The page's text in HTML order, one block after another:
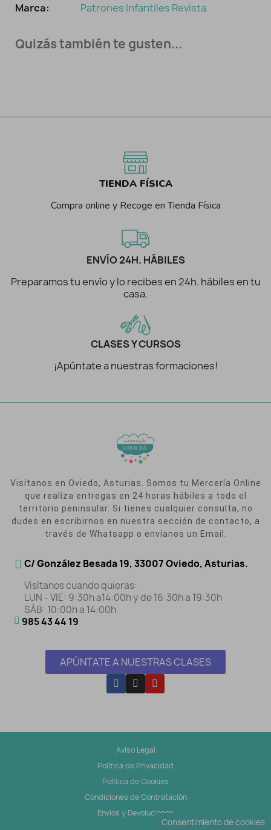
Marca:
Patrones Infantiles Revista
Quizás también te gusten...
TIENDA FÍSICA
Compra online y Recoge en Tienda Física
ENVÍO 24H. HÁBILES
Preparamos tu envío y lo recibes en 24h. hábiles en tu
casa.
CLASES Y CURSOS
¡Apúntate a nuestras formaciones!
Visítanos en Oviedo, Asturias. Somos tu Mercería Online
que realiza entregas en 24 horas hábiles a todo el
territorio peninsular. Si tienes cualquier consulta, no
dudes en escribirnos en nuestra sección de contacto, a
través de Whatsapp o envíanos un Email.
C/ González Besada 19, 33007 Oviedo, Asturias.
Visítanos cuando quieras:
LUN - VIE: 9:30h a14:00h y de 16:30h a 19:30h
SÁB: 10:00h a 14:00h
985 43 44 19
APÚNTATE A NUESTRAS CLASES
Aviso Legal
Política de Privacidad
Política de Cookies
Condiciones de Contratación
Envíos y Devoluciones
Consentimiento de cookies